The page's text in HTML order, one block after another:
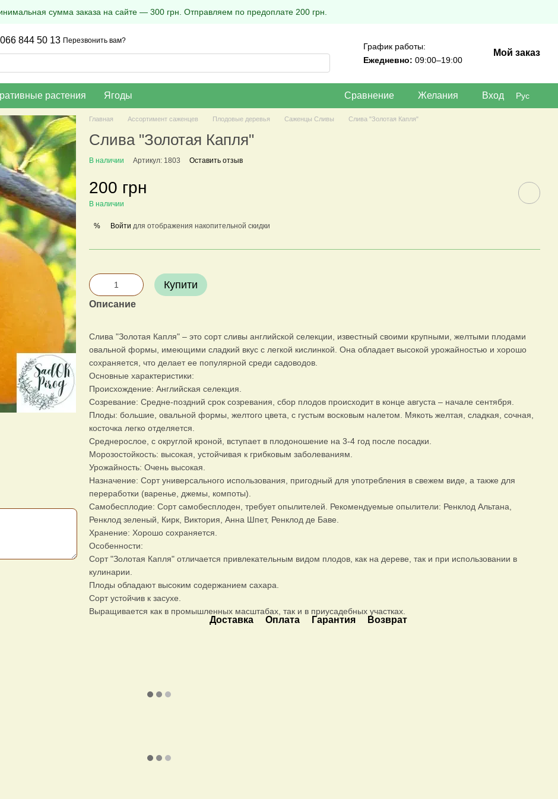
сумма заказа на сайте — 300 грн. Отправляем по предоплате 200 грн.
066 844 50 13 Перезвонить вам?
График работы:
Ежедневно: 09:00–19:00
Мой заказ
растения Ягоды Сравнение Желания Вход Рус
Главная Ассортимент саженцев Плодовые деревья Саженцы Сливы Слива "Золотая Капля"
Слива "Золотая Капля"
В наличии Артикул: 1803 Оставить отзыв
200 грн
В наличии
% Войти для отображения накопительной скидки
Купити
Описание
Слива "Золотая Капля" – это сорт сливы английской селекции, известный своими крупными, желтыми плодами
овальной формы, имеющими сладкий вкус с легкой кислинкой. Она обладает высокой урожайностью и хорошо
сохраняется, что делает ее популярной среди садоводов.
Основные характеристики:
Происхождение: Английская селекция.
Созревание: Средне-поздний срок созревания, сбор плодов происходит в конце августа – начале сентября.
Плоды: большие, овальной формы, желтого цвета, с густым восковым налетом. Мякоть желтая, сладкая, сочная,
косточка легко отделяется.
Среднерослое, с округлой кроной, вступает в плодоношение на 3-4 год после посадки.
Морозостойкость: высокая, устойчивая к грибковым заболеваниям.
Урожайность: Очень высокая.
Назначение: Сорт универсального использования, пригодный для употребления в свежем виде, а также для
переработки (варенье, джемы, компоты).
Самобесплодие: Сорт самобесплоден, требует опылителей. Рекомендуемые опылители: Ренклод Альтана,
Ренклод зеленый, Кирк, Виктория, Анна Шпет, Ренклод де Баве.
Хранение: Хорошо сохраняется.
Особенности:
Сорт "Золотая Капля" отличается привлекательным видом плодов, как на дереве, так и при использовании в
кулинарии.
Плоды обладают высоким содержанием сахара.
Сорт устойчив к засухе.
Выращивается как в промышленных масштабах, так и в приусадебных участках.
Доставка Оплата Гарантия Возврат